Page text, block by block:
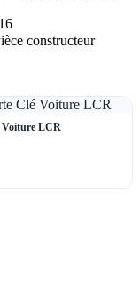
constructeur
Voiture LCR